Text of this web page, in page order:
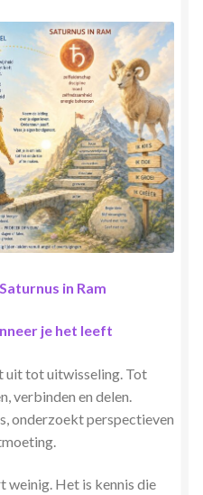
©Mieke
Meditatieve haiku’s
Zuilen
in Ram
je het leeft
uit tot uitwisseling. Tot
verbinden en delen.
onderzoekt perspectieven
weinig. Het is kennis die